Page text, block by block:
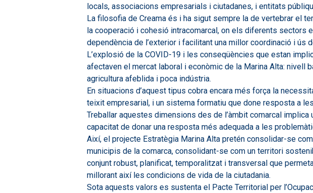
locals, associacions empresarials i ciutadanes, i entitats
La filosofia de Creama és i ha sigut sempre la de vertebrar el
la cooperació i cohesió intracomarcal, on els diferents sectors
dependència de l’exterior i facilitant una millor coordinació i ús
L’explosió de la COVID-19 i les conseqüències que estan
afectaven el mercat laboral i econòmic de la Marina Alta: nivell
agricultura afeblida i poca indústria.
En situacions d’aquest tipus cobra encara més força la
teixit empresarial, i un sistema formatiu que done resposta a
Treballar aquestes dimensions des de l’àmbit comarcal
capacitat de donar una resposta més adequada a les
Així, el projecte Estratègia Marina Alta pretén consolidar-se
municipis de la comarca, consolidant-se com un territori
conjunt robust, planificat, temporalitzat i transversal que
millorant així les condicions de vida de la ciutadania.
Sota aquests valors es sustenta el Pacte Territorial per